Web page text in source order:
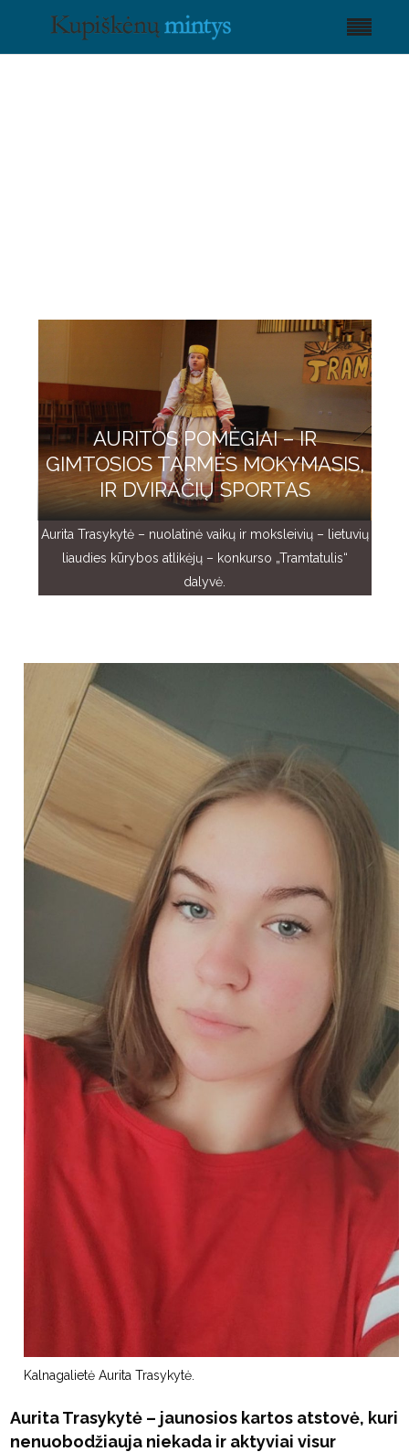
AURITOS POMĖGIAI – IR
GIMTOSIOS TARMĖS MOKYMASIS,
IR DVIRAČIŲ SPORTAS
Aurita Trasykytė – nuolatinė vaikų ir moksleivių – lietuvių
liaudies kūrybos atlikėjų – konkurso „Tramtatulis“
dalyvė.
Kalnagalietė Aurita Trasykytė.
Aurita Trasykytė – jaunosios kartos atstovė, kuri
nenuobodžiauja niekada ir aktyviai visur